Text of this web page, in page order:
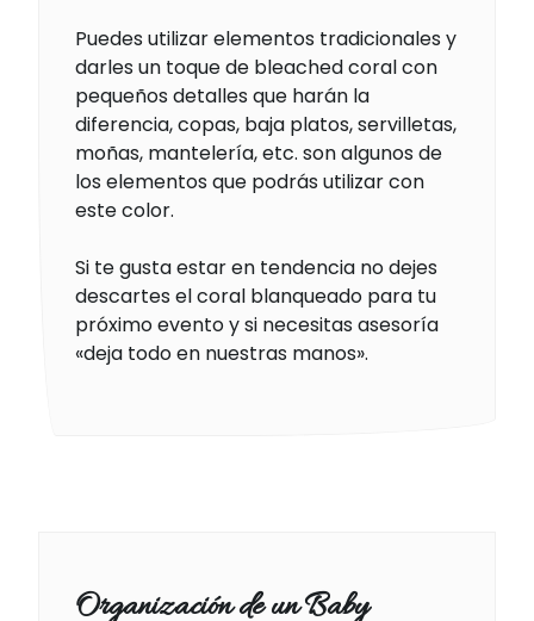
Puedes utilizar elementos tradicionales y
darles un toque de bleached coral con
pequeños detalles que harán la
diferencia, copas, baja platos, servilletas,
moñas, mantelería, etc. son algunos de
los elementos que podrás utilizar con
este color.
Si te gusta estar en tendencia no dejes
descartes el coral blanqueado para tu
próximo evento y si necesitas asesoría
«deja todo en nuestras manos».
Organización de un Baby